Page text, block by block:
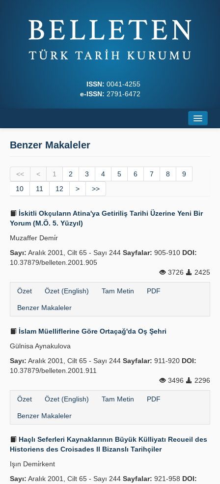
ISSN: 0041-4255
e-ISSN: 2791-6472
Dergi Kurulları
Yazım Kuralları
İlkeler
Kılavuzlar
Benzer Makaleler
<< < 1 2 3 4 5 6 7 8
9
10
11 12 > >>
İskitli Okçuların Atina'ya Getiriliş Tarihi Üzerine Yeni Bir
Yorum (M.Ö. 5. Yüzyıl)
Muzaffer Demi̇r
Sayı: Aralık 2001, Cilt 65 - Sayı 244 Sayfalar: 905-910 DOI:
10.37879/belleten.2001.905
3726
2425
Özet Özet (English) Tam Metin PDF
Benzer Makaleler
İslam Müelliflerine Göre Ortaçağ'da Oş Şehri
Gülnisa Aynakulova
Sayı: Aralık 2001, Cilt 65 - Sayı 244 Sayfalar: 911-920 DOI:
10.37879/belleten.2001.911
3496
2296
Özet Özet (English) Tam Metin PDF
Benzer Makaleler
Haçlı Seferleri Kaynaklarının Büyük Külliyatı Recueil des
Historiens des Croisades II Bizanslı Tarihçiler
Işın Demi̇rkent
Sayı: Aralık 2001, Cilt 65 - Sayı 244 Sayfalar: 921-958 DOI: